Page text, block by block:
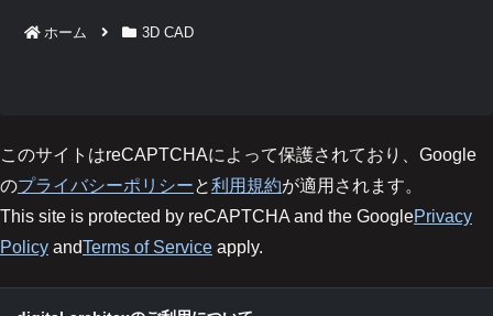
ホーム 3D CAD
このサイトはreCAPTCHAによって保護されており、Google
のプライバシーポリシーと利用規約が適用されます。
This site is protected by reCAPTCHA and the GooglePrivacy
Policy andTerms of Service apply.